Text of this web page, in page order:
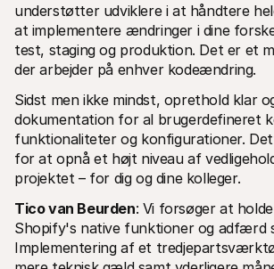
understøtter udviklere i at håndtere
at implementere ændringer i dine
test, staging og produktion. Det er et
der arbejder på enhver kodeændring.
Sidst men ikke mindst, oprethold klar
dokumentation for al brugerdefineret
funktionaliteter og konfigurationer.
for at opnå et højt niveau af
projektet – for dig og dine kolleger.
Tico van Beurden: Vi forsøger at
Shopify's native funktioner og adfærd
Implementering af et